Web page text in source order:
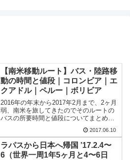
【南米移動ルート】バス・陸路移
動の時間と値段｜コロンビア｜エ
クアドル｜ペルー｜ボリビア
2016年の年末から2017年2月まで、2ヶ月
弱、南米を旅してきたのでそのルートの
バスの所要時間と値段についてまとめま
リ（コロンビア）→イピアレス（コロン
ビア）→キト（エクアドル)→クエンカ
（エクアドル）...
2017.06.10
ラパスから日本へ帰国 ’17.2.4〜
6（世界一周1年5ヶ月と4〜6日